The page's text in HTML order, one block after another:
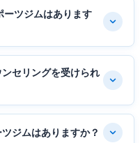
ーツジムはあります
セリングを受けられ
ジムはありますか？